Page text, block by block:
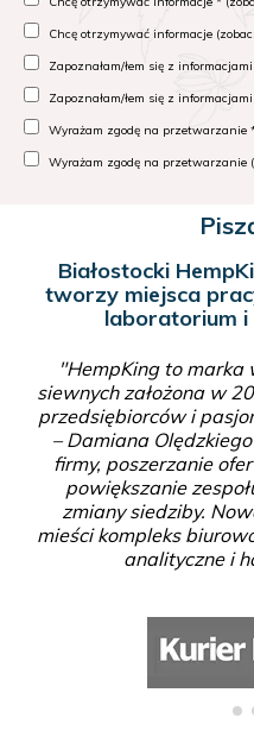
Chcę otrzymywać informacje
Zapoznałam/łem się z
Zapoznałam/łem się z
Wyrażam zgodę na przetwarzanie
Wyrażam zgodę na przetwarzanie
Białostocki
tworzy miejsca
laboratorium i
"HempKing to marka
siewnych założona w
przedsiębiorców i
– Damiana
firmy, poszerzanie
powiększanie
zmiany siedziby.
mieści kompleks
analityczne i